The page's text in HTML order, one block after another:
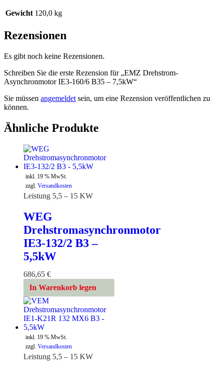
Gewicht 120,0 kg
Rezensionen
Es gibt noch keine Rezensionen.
Schreiben Sie die erste Rezension für „EMZ Drehstrom-
Asynchronmotor IE3-160/6 B35 – 7,5kW“
Sie müssen angemeldet sein, um eine Rezension veröffentlichen zu
können.
Ähnliche Produkte
inkl. 19 % MwSt.
zzgl. Versandkosten
Leistung 5,5 – 15 KW
WEG
Drehstromasynchronmotor
IE3-132/2 B3 –
5,5kW
686,65 €
In Warenkorb legen
inkl. 19 % MwSt.
zzgl. Versandkosten
Leistung 5,5 – 15 KW